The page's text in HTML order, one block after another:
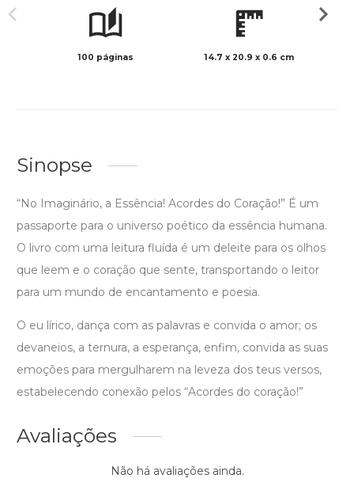
100 páginas 14.7 x 20.9 x 0.6 cm
Sinopse
“No Imaginário, a Essência! Acordes do Coração!” É um
passaporte para o universo poético da essência humana.
O livro com uma leitura fluída é um deleite para os olhos
que leem e o coração que sente, transportando o leitor
para um mundo de encantamento e poesia.
O eu lírico, dança com as palavras e convida o amor; os
devaneios, a ternura, a esperança, enfim, convida as suas
emoções para mergulharem na leveza dos teus versos,
estabelecendo conexão pelos “Acordes do coração!”
Avaliações
Não há avaliações ainda.